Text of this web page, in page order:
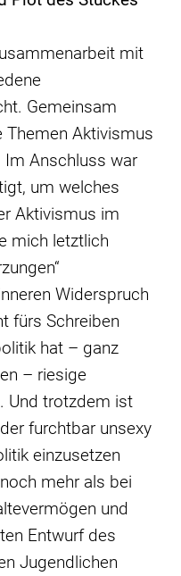
mit
Gemeinsam
Themen Aktivismus
Im Anschluss war
um welches
Aktivismus im
mich letztlich
Widerspruch
fürs Schreiben
hat – ganz
– riesige
Und trotzdem ist
furchtbar unsexy
einzusetzen
mehr als bei
und
Entwurf des
Jugendlichen